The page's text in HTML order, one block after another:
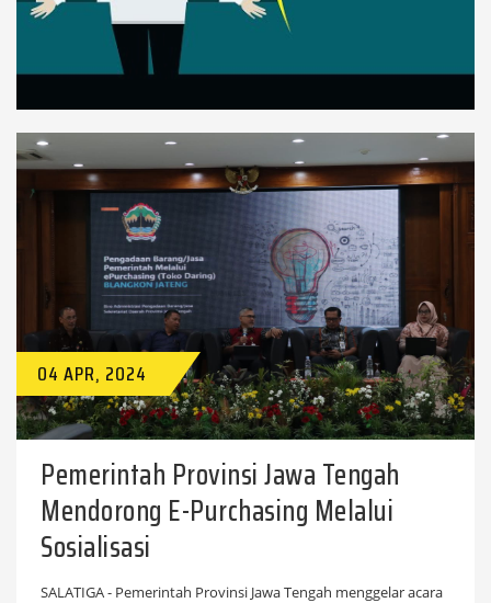
04 APR, 2024
Pemerintah Provinsi Jawa Tengah
Mendorong E-Purchasing Melalui
Sosialisasi
SALATIGA - Pemerintah Provinsi Jawa Tengah menggelar acara